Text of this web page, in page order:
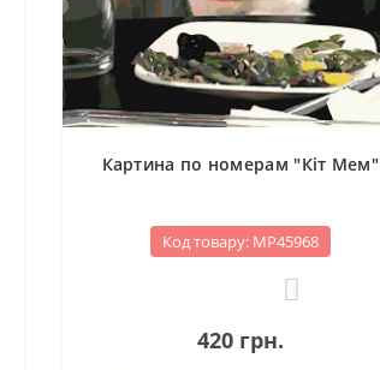
Картина по номерам "Кіт Мем"
Код товару: МР45968
420 грн.